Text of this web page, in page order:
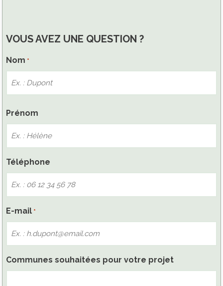
VOUS AVEZ UNE QUESTION ?
Nom *
Prénom
Téléphone
E-mail *
Communes souhaitées pour votre projet